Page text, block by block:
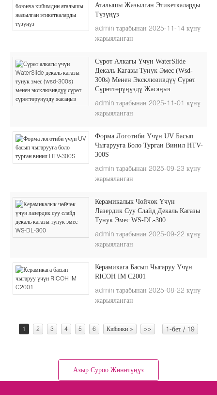
Аталышы Жазылган Этикеткаларды
Түзүңүз
admin тарабынан 2025-11-14 күнү
жарыяланган
Сүрөт Алкагы Үчүн WaterSlide
Декаль Кагазы Тунук Эмес (wsd-
300s) Менен Эксклюзивдүү Сүрөт
Сүрөттөрүңүздү Жасаңыз
admin тарабынан 2025-11-01 күнү
жарыяланган
Форма Логотиби Үчүн UV Басып
Чыгарууга Боло Турган Винил HTV-
300S
admin тарабынан 2025-09-23 күнү
жарыяланган
Керамикалык Чөйчөк Үчүн
Лазердик Суу Слайд Декаль Кагазы
Тунук Эмес WS-DL-300
admin тарабынан 2025-09-22 күнү
жарыяланган
Керамикага Басып Чыгаруу Үчүн
RICOH IM C2001
admin тарабынан 2025-08-22 күнү
жарыяланган
1 2 3 4 5 6 Кийинки > >> 1-бет / 19
Азыр Суроо Жөнөтүңүз